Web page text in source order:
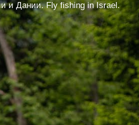
и Дании. Fly fishing in Israel.